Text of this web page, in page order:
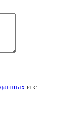
и с